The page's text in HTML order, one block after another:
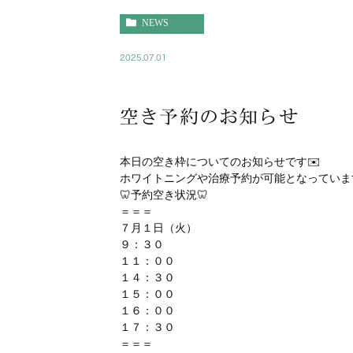
NEWS
2025.07.01
空き予約のお知らせ
本日の空き枠についてのお知らせです✉️
ホワイトニングや治療予約が可能となってい
🦷予約空き状況🦷
＝＝＝
７月１日（火）
９：３０
１１：００
１４：３０
１５：００
１６：００
１７：３０
＝＝＝